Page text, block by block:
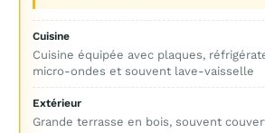
Cuisine
Cuisine équipée avec plaques,
micro-ondes et souvent lave-vaisselle
Extérieur
Grande terrasse en bois, souvent